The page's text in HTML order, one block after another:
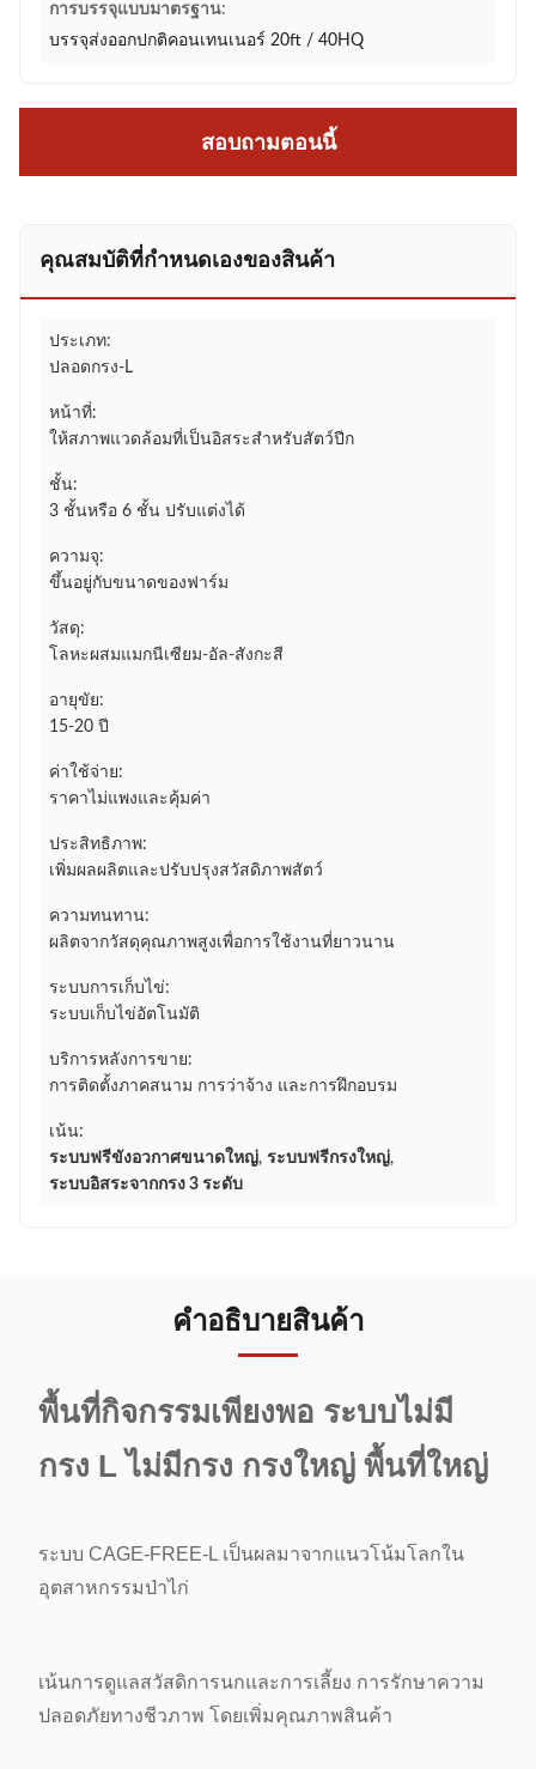
การบรรจุแบบมาตรฐาน:
บรรจุส่งออกปกติคอนเทนเนอร์ 20ft / 40HQ
สอบถามตอนนี้
คุณสมบัติที่กําหนดเองของสินค้า
ประเภท:
ปลอดกรง-L
หน้าที่:
ให้สภาพแวดล้อมที่เป็นอิสระสำหรับสัตว์ปีก
ชั้น:
3 ชั้นหรือ 6 ชั้น ปรับแต่งได้
ความจุ:
ขึ้นอยู่กับขนาดของฟาร์ม
วัสดุ:
โลหะผสมแมกนีเซียม-อัล-สังกะสี
อายุขัย:
15-20 ปี
ค่าใช้จ่าย:
ราคาไม่แพงและคุ้มค่า
ประสิทธิภาพ:
เพิ่มผลผลิตและปรับปรุงสวัสดิภาพสัตว์
ความทนทาน:
ผลิตจากวัสดุคุณภาพสูงเพื่อการใช้งานที่ยาวนาน
ระบบการเก็บไข่:
ระบบเก็บไข่อัตโนมัติ
บริการหลังการขาย:
การติดตั้งภาคสนาม การว่าจ้าง และการฝึกอบรม
เน้น:
ระบบฟรีขังอวกาศขนาดใหญ่, ระบบฟรีกรงใหญ่,
ระบบอิสระจากกรง 3 ระดับ
คําอธิบายสินค้า
พื้นที่กิจกรรมเพียงพอ ระบบไม่มี
กรง L ไม่มีกรง กรงใหญ่ พื้นที่ใหญ่
ระบบ CAGE-FREE-L เป็นผลมาจากแนวโน้มโลกใน
อุตสาหกรรมป่าไก่
เน้นการดูแลสวัสดิการนกและการเลี้ยง การรักษาความ
ปลอดภัยทางชีวภาพ โดยเพิ่มคุณภาพสินค้า